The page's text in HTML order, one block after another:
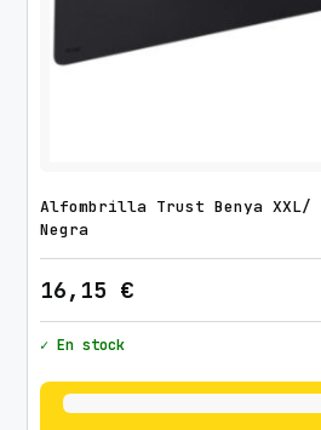
Alfombrilla Trust Benya XXL/
Negra
16,15 €
✓ En stock